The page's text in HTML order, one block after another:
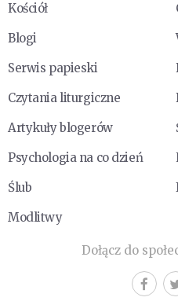
Kościół
Blogi
Serwis papieski
Czytania liturgiczne
Artykuły blogerów
Psychologia na co dzień
Ślub
Modlitwy
Dołącz do